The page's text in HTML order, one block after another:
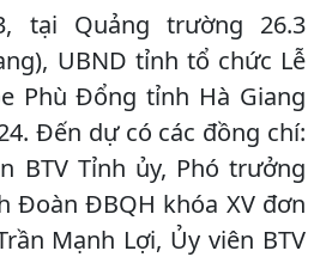
tại Quảng trường 26.3
UBND tỉnh tổ chức Lễ
Phù Đổng tỉnh Hà Giang
Đến dự có các đồng chí:
BTV Tỉnh ủy, Phó trưởng
Đoàn ĐBQH khóa XV đơn
Mạnh Lợi, Ủy viên BTV